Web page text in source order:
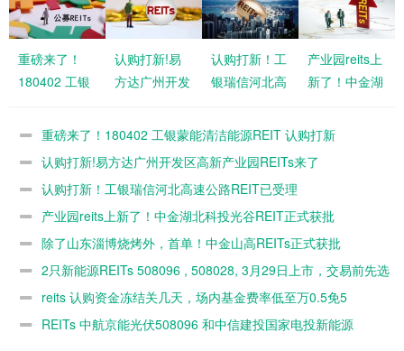
重磅来了！
180402 工银
REIT 认购打
认购打新!易
方达广州开发
REITs来了
认购打新！工
银瑞信河北高
已受理
产业园reits上
新了！中金湖
REIT正式获
重磅来了！180402 工银蒙能清洁能源REIT 认购打新
认购打新!易方达广州开发区高新产业园REITs来了
认购打新！工银瑞信河北高速公路REIT已受理
产业园reits上新了！中金湖北科投光谷REIT正式获批
除了山东淄博烧烤外，首单！中金山高REITs正式获批
2只新能源REITs 508096 , 508028, 3月29日上市，交易前先选
ETF万0.5免5
reits 认购资金冻结关几天，场内基金费率低至万0.5免5
REITs 中航京能光伏508096 和中信建投国家电投新能源